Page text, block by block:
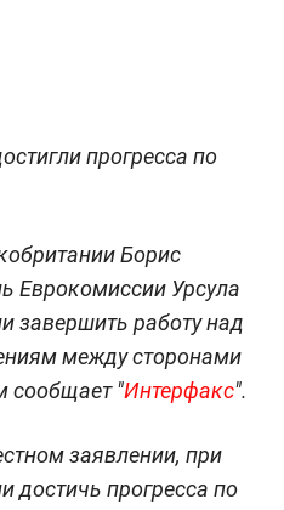
прогресса по
Борис
Еврокомиссии Урсула
завершить работу над
между сторонами
сообщает "Интерфакс".
заявлении, при
достичь прогресса по